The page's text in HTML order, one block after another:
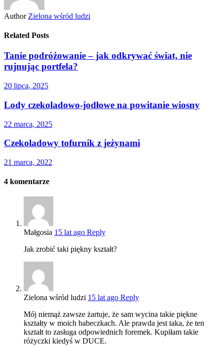
Author Zielona wśród ludzi
Related Posts
Tanie podróżowanie – jak odkrywać świat, nie
rujnując portfela?
20 lipca, 2025
Lody czekoladowo-jodłowe na powitanie wiosny
22 marca, 2025
Czekoladowy tofurnik z jeżynami
21 marca, 2022
4 komentarze
Małgosia 15 lat ago Reply
Jak zrobić taki piękny kształt?
Zielona wśród ludzi 15 lat ago Reply
Mój niemąż zawsze żartuje, że sam wycina takie piękne
kształty w moich babeczkach. Ale prawda jest taka, że ten
kształt to zasługa odpowiednich foremek. Kupiłam takie
różyczki kiedyś w DUCE.